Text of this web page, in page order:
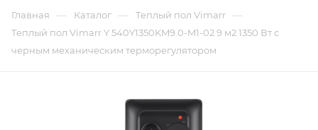
Главная — Каталог — Теплый пол Vimarr —
Теплый пол Vimarr Y 540Y1350KM9.0-M1-02 9 м2 1350 Вт с
черным механическим терморегулятором